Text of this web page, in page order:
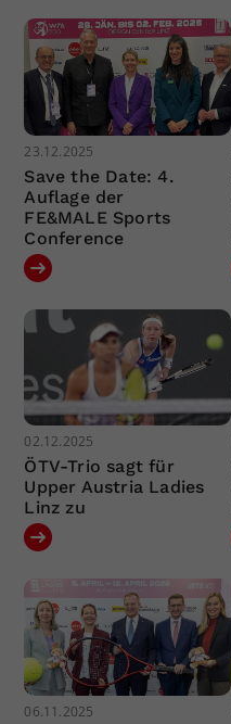
23.12.2025
Save the Date: 4.
Auflage der
FE&MALE Sports
Conference
02.12.2025
ÖTV-Trio sagt für
Upper Austria Ladies
Linz zu
06.11.2025